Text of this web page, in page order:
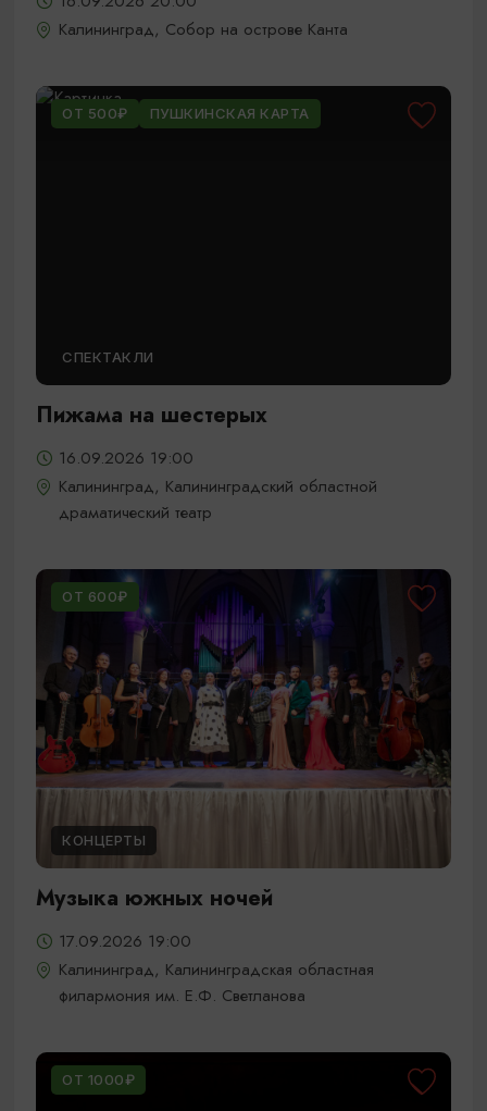
Калининград, Собор на острове Канта
ОТ 500₽ ПУШКИНСКАЯ КАРТА
СПЕКТАКЛИ
Пижама на шестерых
16.09.2026 19:00
Калининград, Калининградский областной
драматический театр
ОТ 600₽
КОНЦЕРТЫ
Музыка южных ночей
17.09.2026 19:00
Калининград, Калининградская областная
филармония им. Е.Ф. Светланова
ОТ 1000₽